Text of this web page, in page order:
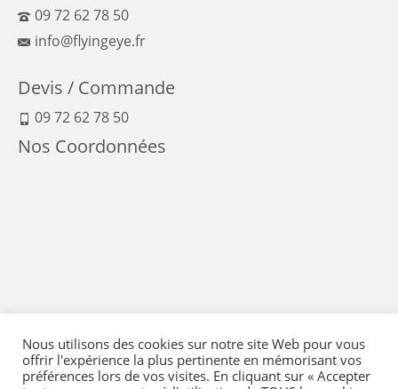
09 72 62 78 50
info@flyingeye.fr
Devis / Commande
09 72 62 78 50
Nos Coordonnées
Nous utilisons des cookies sur notre site Web pour vous
offrir l'expérience la plus pertinente en mémorisant vos
préférences lors de vos visites. En cliquant sur « Accepter